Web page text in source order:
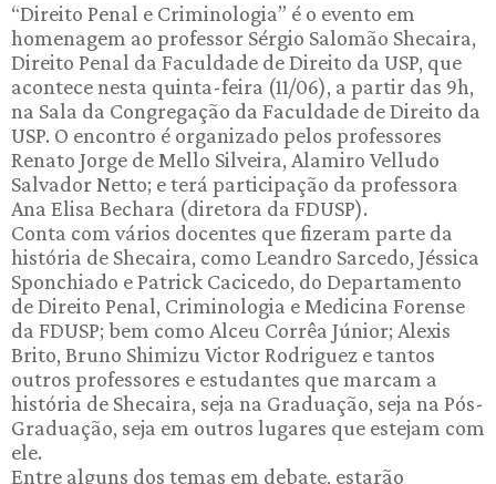
“Direito Penal e Criminologia” é o evento em
homenagem ao professor Sérgio Salomão Shecaira,
Direito Penal da Faculdade de Direito da USP, que
acontece nesta quinta-feira (11/06), a partir das 9h,
na Sala da Congregação da Faculdade de Direito da
USP. O encontro é organizado pelos professores
Renato Jorge de Mello Silveira, Alamiro Velludo
Salvador Netto; e terá participação da professora
Ana Elisa Bechara (diretora da FDUSP).
Conta com vários docentes que fizeram parte da
história de Shecaira, como Leandro Sarcedo, Jéssica
Sponchiado e Patrick Cacicedo, do Departamento
de Direito Penal, Criminologia e Medicina Forense
da FDUSP; bem como Alceu Corrêa Júnior; Alexis
Brito, Bruno Shimizu Victor Rodriguez e tantos
outros professores e estudantes que marcam a
história de Shecaira, seja na Graduação, seja na Pós-
Graduação, seja em outros lugares que estejam com
ele.
Entre alguns dos temas em debate, estarão